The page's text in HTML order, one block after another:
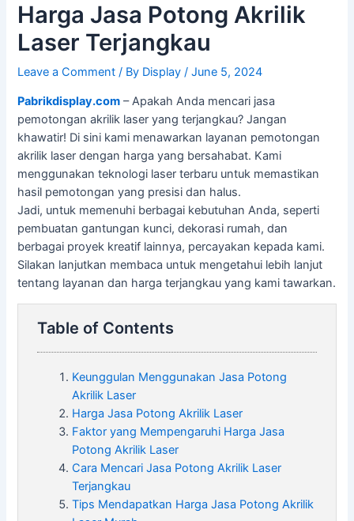
Harga Jasa Potong Akrilik
Laser Terjangkau
Leave a Comment / By Display/June 5, 2024
Pabrikdisplay.com – Apakah Anda mencari jasa
pemotongan akrilik laser yang terjangkau? Jangan
khawatir! Di sini kami menawarkan layanan pemotongan
akrilik laser dengan harga yang bersahabat. Kami
menggunakan teknologi laser terbaru untuk memastikan
hasil pemotongan yang presisi dan halus.
Jadi, untuk memenuhi berbagai kebutuhan Anda, seperti
pembuatan gantungan kunci, dekorasi rumah, dan
berbagai proyek kreatif lainnya, percayakan kepada kami.
Silakan lanjutkan membaca untuk mengetahui lebih lanjut
tentang layanan dan harga terjangkau yang kami tawarkan.
Table of Contents
Keunggulan Menggunakan Jasa Potong
Akrilik Laser
Harga Jasa Potong Akrilik Laser
Faktor yang Mempengaruhi Harga Jasa
Potong Akrilik Laser
Cara Mencari Jasa Potong Akrilik Laser
Terjangkau
Tips Mendapatkan Harga Jasa Potong Akrilik